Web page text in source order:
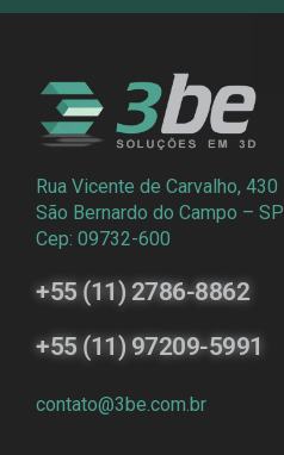
Rua Vicente de Carvalho, 430
São Bernardo do Campo – SP
Cep: 09732-600
+55 (11) 2786-8862
+55 (11) 97209-5991
contato@3be.com.br